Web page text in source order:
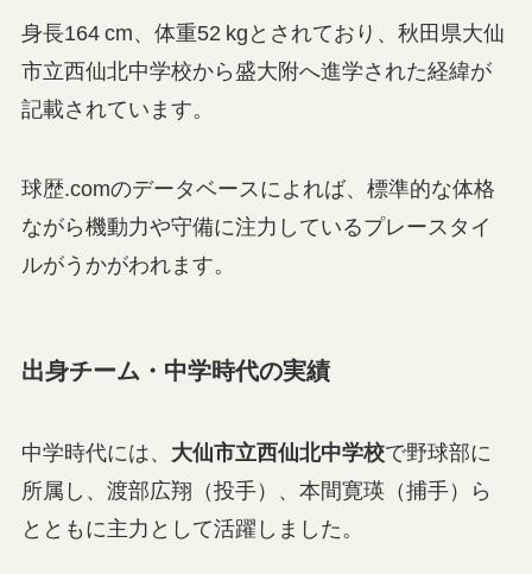
身長164 cm、体重52 kgとされており、秋田県大仙
市立西仙北中学校から盛大附へ進学された経緯が
記載されています。
球歴.comのデータベースによれば、標準的な体格
ながら機動力や守備に注力しているプレースタイ
ルがうかがわれます。
出身チーム・中学時代の実績
中学時代には、 大仙市立西仙北中学校で野球部に
所属し、渡部広翔（投手）、本間寛瑛（捕手）ら
とともに主力として活躍しました。